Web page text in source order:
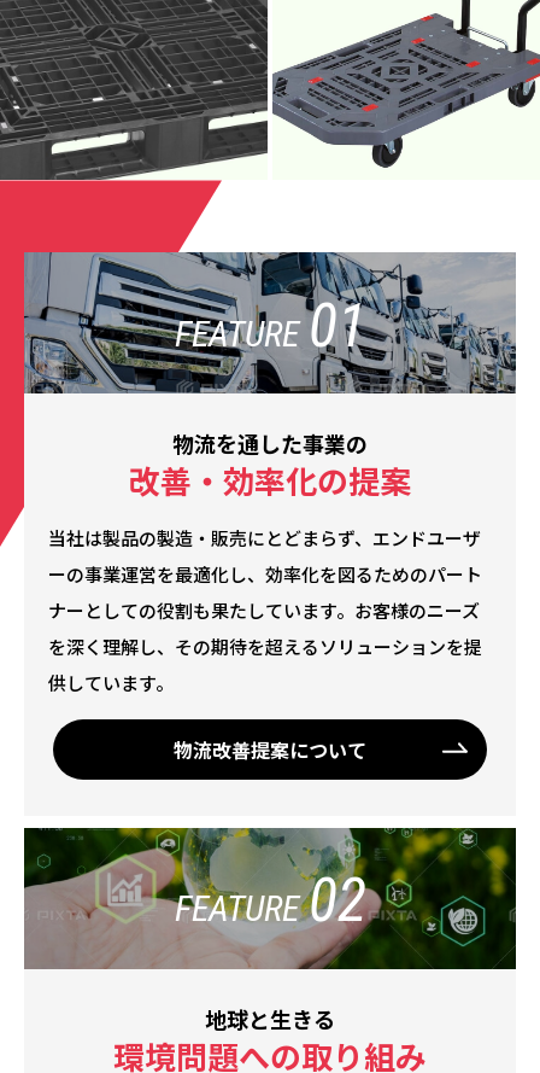
FEATURE 01
物流を通した事業の
改善・効率化の提案
当社は製品の製造・販売にとどまらず、エンドユーザ
ーの事業運営を最適化し、効率化を図るためのパート
ナーとしての役割も果たしています。お客様のニーズ
を深く理解し、その期待を超えるソリューションを提
供しています。
物流改善提案について
FEATURE 02
地球と生きる
環境問題への取り組み